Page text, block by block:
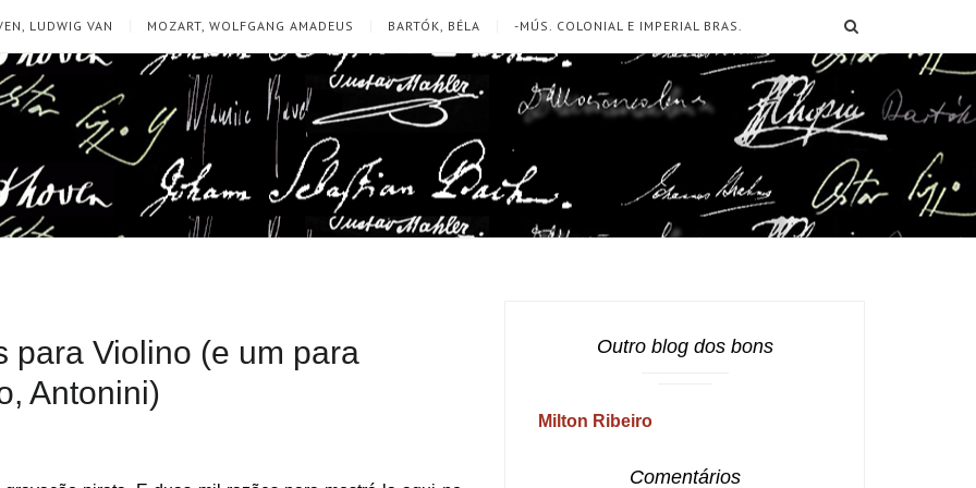
LUDWIG VAN MOZART, WOLFGANG AMADEUS BARTÓK, BÉLA -MÚS. COLONIAL E IMPERIAL BRAS.
para Violino (e um para
Antonini)
Outro blog dos bons
Milton Ribeiro
Comentários